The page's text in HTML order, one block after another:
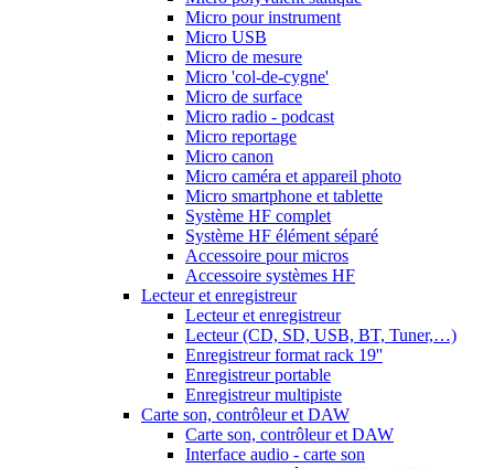
Micro pour instrument
Micro USB
Micro de mesure
Micro 'col-de-cygne'
Micro de surface
Micro radio - podcast
Micro reportage
Micro canon
Micro caméra et appareil photo
Micro smartphone et tablette
Système HF complet
Système HF élément séparé
Accessoire pour micros
Accessoire systèmes HF
Lecteur et enregistreur
Lecteur et enregistreur
Lecteur (CD, SD, USB, BT, Tuner,…)
Enregistreur format rack 19''
Enregistreur portable
Enregistreur multipiste
Carte son, contrôleur et DAW
Carte son, contrôleur et DAW
Interface audio - carte son